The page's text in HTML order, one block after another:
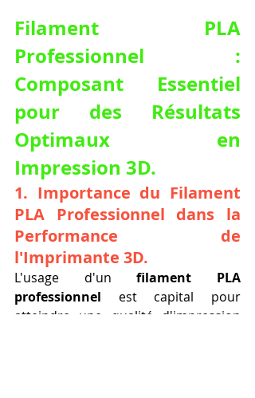
Filament PLA
Professionnel :
Composant Essentiel
pour des Résultats
Optimaux en
Impression 3D.
1. Importance du Filament
PLA Professionnel dans la
Performance de
l'Imprimante 3D.
L'usage d'un filament PLA
professionnel est capital pour
atteindre une qualité d'impression